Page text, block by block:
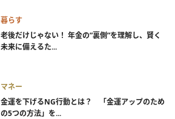
暮らす
老後だけじゃない！ 年金の”裏側”を理解し、賢く
未来に備えるた...
マネー
金運を下げるNG行動とは？ 「金運アップのため
の5つの方法」を...